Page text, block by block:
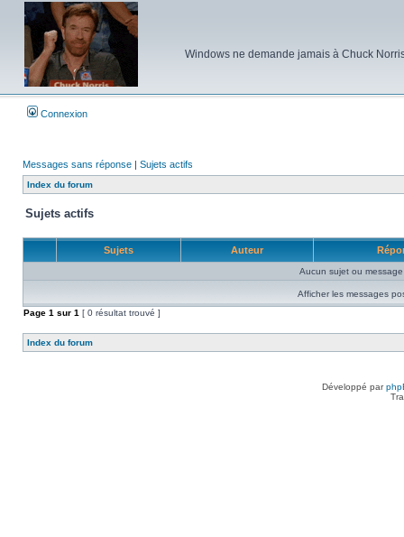
Windows ne demande jamais à Chuck
Connexion
Messages sans réponse | Sujets actifs
Index du forum
Sujets actifs
Sujets Auteur
Aucun sujet ou
Afficher les messages
Page 1 sur 1 [ 0 résultat trouvé ]
Index du forum
Développé par